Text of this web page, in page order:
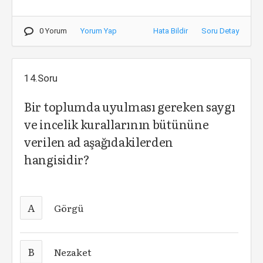
0 Yorum Yorum Yap Hata Bildir Soru Detay
14.Soru
Bir toplumda uyulması gereken saygı
ve incelik kurallarının bütününe
verilen ad aşağıdakilerden
hangisidir?
A Görgü
B Nezaket